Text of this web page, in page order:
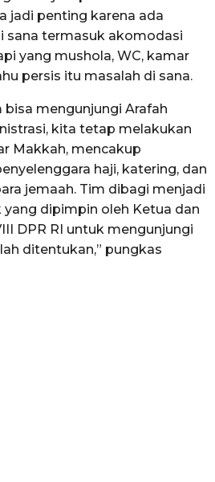
jadi penting karena ada
sana termasuk akomodasi
yang mushola, WC, kamar
persis itu masalah di sana.
mengunjungi Arafah
kita tetap melakukan
Makkah, mencakup
haji, katering, dan
jemaah. Tim dibagi menjadi
dipimpin oleh Ketua dan
DPR RI untuk mengunjungi
ditentukan,” pungkas